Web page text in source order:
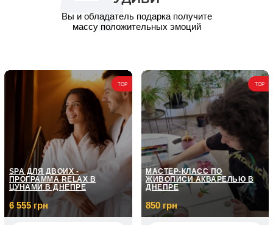
Вы и обладатель подарка получите
массу положительных эмоций
TOP
SPA ДЛЯ ДВОИХ -
ПРОГРАММА RELAX В
ЦУНАМИ В ДНЕПРЕ
6 555 грн
TOP
МАСТЕР-КЛАСС ПО
ЖИВОПИСИ АКВАРЕЛЬЮ В
ДНЕПРЕ
850 грн